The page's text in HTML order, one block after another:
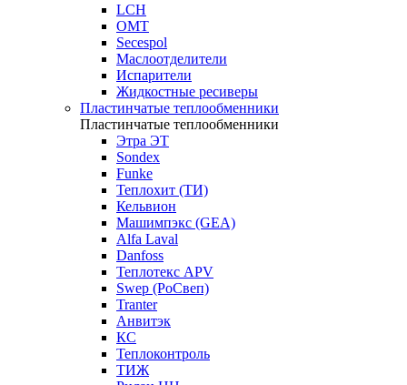
LCH
OMT
Secespol
Маслоотделители
Испарители
Жидкостные ресиверы
Пластинчатые теплообменники
Пластинчатые теплообменники
Этра ЭТ
Sondex
Funke
Теплохит (ТИ)
Кельвион
Машимпэкс (GEA)
Alfa Laval
Danfoss
Теплотекс APV
Swep (РоСвеп)
Tranter
Анвитэк
КС
Теплоконтроль
ТИЖ